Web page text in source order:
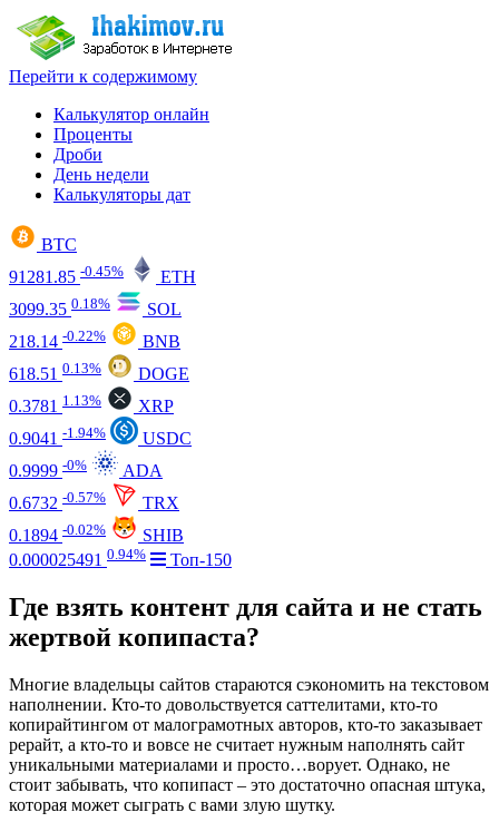
Перейти к содержимому
Калькулятор онлайн
Проценты
Дроби
День недели
Калькуляторы дат
BTC
91281.85 -0.45%
ETH
3099.35 0.18%
SOL
218.14 -0.22%
BNB
618.51 0.13%
DOGE
0.3781 1.13%
XRP
0.9041 -1.94%
USDC
0.9999 -0%
ADA
0.6732 -0.57%
TRX
0.1894 -0.02%
SHIB
0.000025491 0.94% Топ-150
Где взять контент для сайта и не стать
жертвой копипаста?
Многие владельцы сайтов стараются сэкономить на текстовом
наполнении. Кто-то довольствуется саттелитами, кто-то
копирайтингом от малограмотных авторов, кто-то заказывает
рерайт, а кто-то и вовсе не считает нужным наполнять сайт
уникальными материалами и просто…ворует. Однако, не
стоит забывать, что копипаст – это достаточно опасная штука,
которая может сыграть с вами злую шутку.